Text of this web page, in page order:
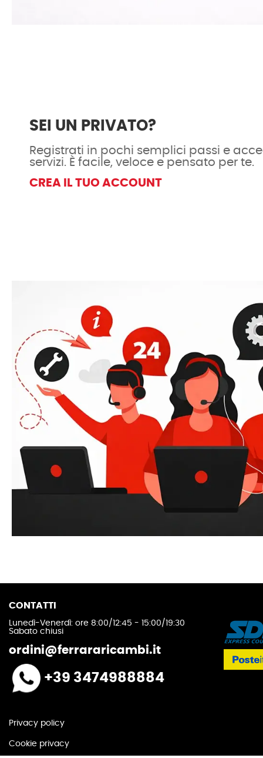
SEI UN PRIVATO?
Registrati in pochi semplici passi e
servizi. È facile, veloce e pensato per te.
CREA IL TUO ACCOUNT
CONTATTI
Lunedì-Venerdì: ore 8:00/12:45 - 15:00/19:30
Sabato chiusi
ordini@ferrararicambi.it
+39 3474988884
Privacy policy
Cookie privacy